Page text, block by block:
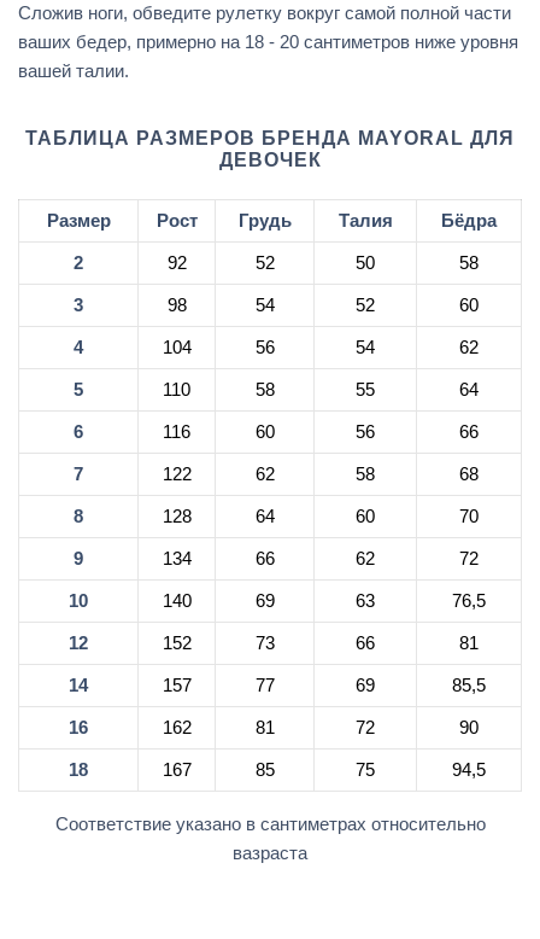
Сложив ноги, обведите рулетку вокруг самой полной части
ваших бедер, примерно на 18 - 20 сантиметров ниже уровня
вашей талии.
ТАБЛИЦА РАЗМЕРОВ БРЕНДА MAYORAL ДЛЯ
ДЕВОЧЕК
Размер Рост Грудь Талия Бёдра
2 92 52 50 58
3 98 54 52 60
4 104 56 54 62
5 110 58 55 64
6 116 60 56 66
7 122 62 58 68
8 128 64 60 70
9 134 66 62 72
10 140 69 63 76,5
12 152 73 66 81
14 157 77 69 85,5
16 162 81 72 90
18 167 85 75 94,5
Соответствие указано в сантиметрах относительно
вазраста